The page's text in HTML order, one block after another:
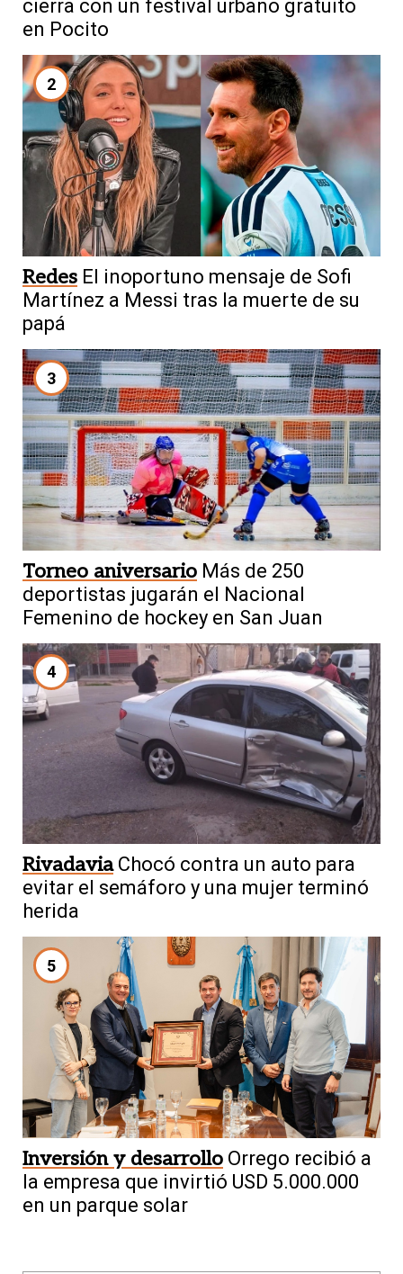
cierra con un festival urbano gratuito
en Pocito
2
Redes El inoportuno mensaje de Sofi
Martínez a Messi tras la muerte de su
papá
3
Torneo aniversario Más de 250
deportistas jugarán el Nacional
Femenino de hockey en San Juan
4
Rivadavia Chocó contra un auto para
evitar el semáforo y una mujer terminó
herida
5
Inversión y desarrollo Orrego recibió a
la empresa que invirtió USD 5.000.000
en un parque solar